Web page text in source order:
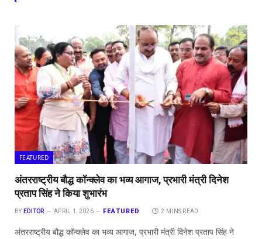
FEATURED
अंतरराष्ट्रीय बौद्ध कॉन्क्लेव का भव्य आगाज, प्रभारी मंत्री दिनेश
प्रताप सिंह ने किया शुभारंभ
BY EDITOR APRIL 1, 2026 FEATURED 2 MINS READ
अंतरराष्ट्रीय बौद्ध कॉन्क्लेव का भव्य आगाज, प्रभारी मंत्री दिनेश प्रताप सिंह ने